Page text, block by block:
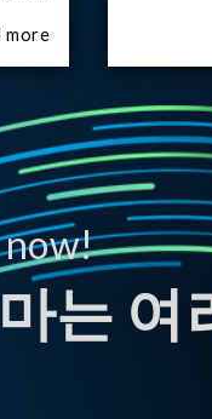
the
more
now!
는 여